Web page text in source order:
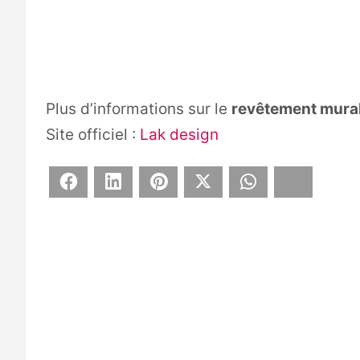
Plus d’informations sur le revêtement
Site officiel : Lak design
Facebook LinkedIn Pinterest